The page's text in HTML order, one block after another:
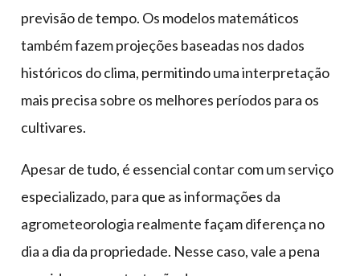
previsão de tempo. Os modelos matemáticos
também fazem projeções baseadas nos dados
históricos do clima, permitindo uma interpretação
mais precisa sobre os melhores períodos para os
cultivares.
Apesar de tudo, é essencial contar com um serviço
especializado, para que as informações da
agrometeorologia realmente façam diferença no
dia a dia da propriedade. Nesse caso, vale a pena